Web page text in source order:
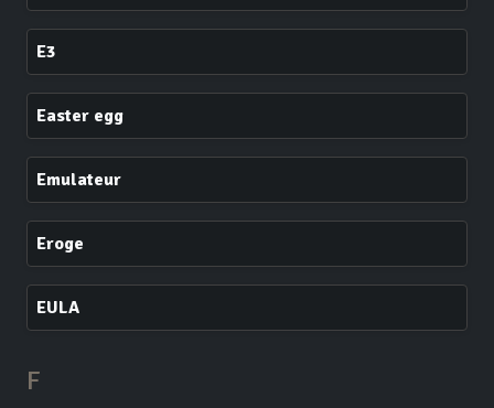
E3
Easter egg
Emulateur
Eroge
EULA
F